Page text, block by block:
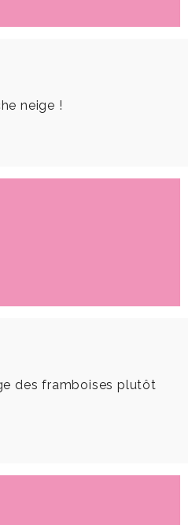
neige !
des framboises plutôt